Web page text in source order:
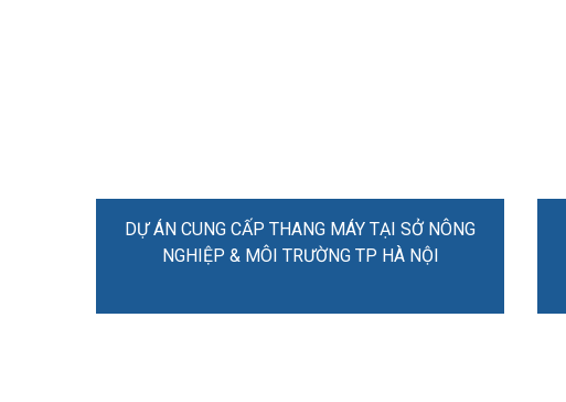
DỰ ÁN CUNG CẤP THANG MÁY TẠI SỞ NÔNG
NGHIỆP & MÔI TRƯỜNG TP HÀ NỘI